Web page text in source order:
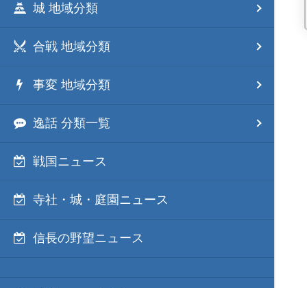
城 地域分類
合戦 地域分類
事変 地域分類
逸話 分類一覧
戦国ニュース
寺社・城・庭園ニュース
信長の野望ニュース